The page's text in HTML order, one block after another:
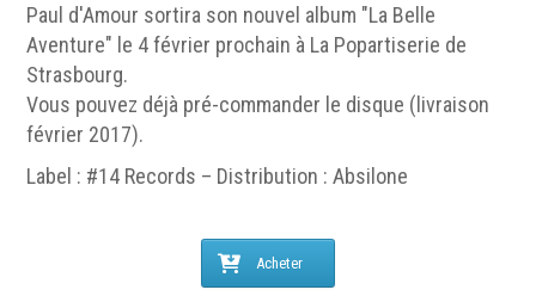
Paul d'Amour sortira son nouvel album "La Belle
Aventure" le 4 février prochain à La Popartiserie de
Strasbourg.
Vous pouvez déjà pré-commander le disque (livraison
février 2017).
Label : #14 Records – Distribution : Absilone
Acheter